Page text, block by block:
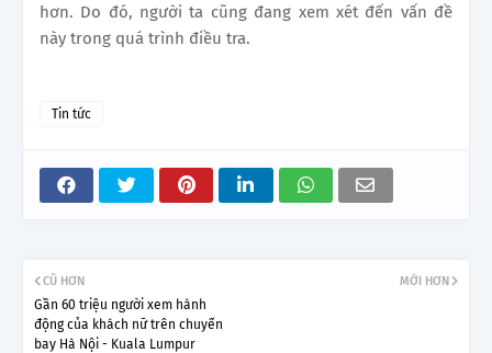
hơn. Do đó, người ta cũng đang xem xét đến vấn đề
này trong quá trình điều tra.
Tin tức
MỚI HƠN
CŨ HƠN
Gần 60 triệu người xem hành
động của khách nữ trên chuyến
bay Hà Nội - Kuala Lumpur